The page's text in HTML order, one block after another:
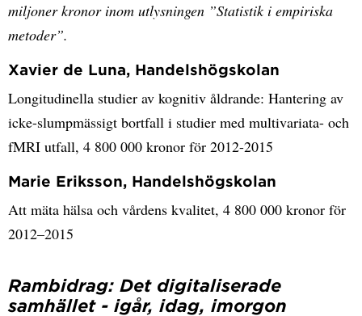
miljoner kronor inom utlysningen ”Statistik i empiriska
metoder”.
Xavier de Luna, Handelshögskolan
Longitudinella studier av kognitiv åldrande: Hantering av
icke-slumpmässigt bortfall i studier med multivariata- och
fMRI utfall, 4 800 000 kronor för 2012-2015
Marie Eriksson, Handelshögskolan
Att mäta hälsa och vårdens kvalitet, 4 800 000 kronor för
2012–2015
Rambidrag: Det digitaliserade
samhället - igår, idag, imorgon